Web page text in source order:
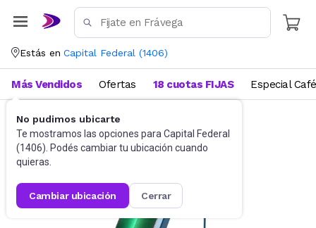
Estás en Capital Federal (1406)
No pudimos ubicarte
Te mostramos las opciones para Capital Federal
(1406). Podés cambiar tu ubicación cuando
quieras.
cambiar ubicación cerrar
Más Vendidos Ofertas 18 cuotas FIJAS Especial Café
Accesorios para Celulares